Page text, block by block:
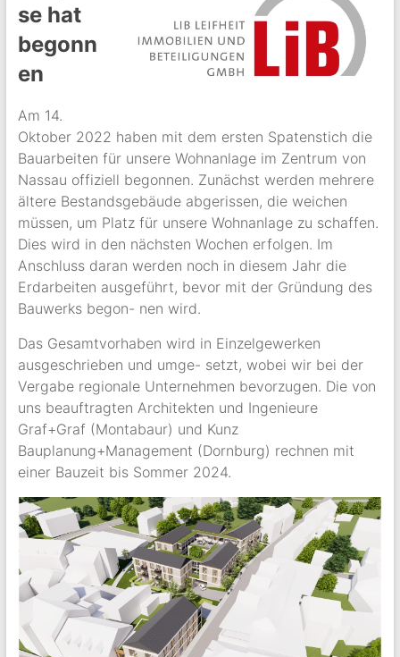
se hat
begonn
en
Am 14.
Oktober 2022 haben mit dem ersten Spatenstich die
Bauarbeiten für unsere Wohnanlage im Zentrum von
Nassau offiziell begonnen. Zunächst werden mehrere
ältere Bestandsgebäude abgerissen, die weichen
müssen, um Platz für unsere Wohnanlage zu schaffen.
Dies wird in den nächsten Wochen erfolgen. Im
Anschluss daran werden noch in diesem Jahr die
Erdarbeiten ausgeführt, bevor mit der Gründung des
Bauwerks begon- nen wird.
Das Gesamtvorhaben wird in Einzelgewerken
ausgeschrieben und umge- setzt, wobei wir bei der
Vergabe regionale Unternehmen bevorzugen. Die von
uns beauftragten Architekten und Ingenieure
Graf+Graf (Montabaur) und Kunz
Bauplanung+Management (Dornburg) rechnen mit
einer Bauzeit bis Sommer 2024.